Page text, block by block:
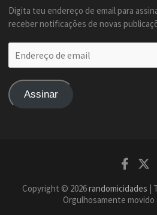
Digita teu endereço de email para
receber notificações de novas
de
Assinar
Copyright © 2026randomicidades |
Orgulhosamente movido